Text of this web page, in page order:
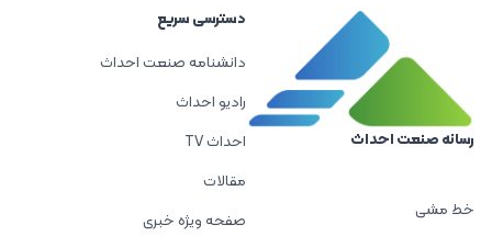
رسانه صنعت احداث
خط مشی
دسترسی سریع
دانشنامه صنعت احداث
رادیو احداث
احداث TV
مقالات
صفحه ویژه خبری